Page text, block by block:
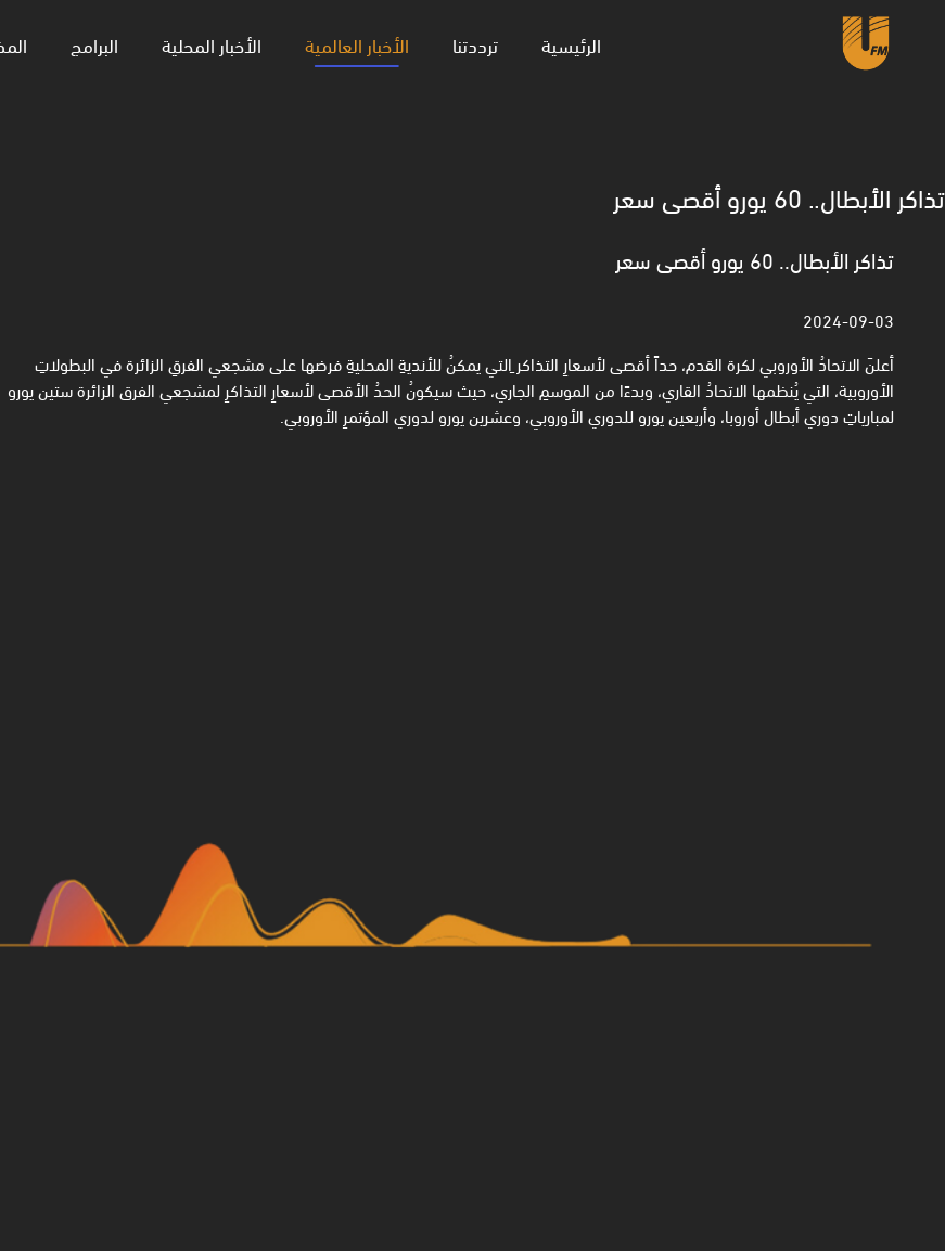
الرئيسية
(current) ترددتنا الأخبار العالمية الأخبار المحلية البرامج
تذاكر الأبطال.. 60 يورو أقصى سعر
تذاكر الأبطال.. 60 يورو أقصى سعر
2024-09-03
أعلنَ الاتحادُ الأوروبي لكرة القدم، حداً أقصى لأسعارِ التذاكر ِالتي يمكنُ للأنديةِ المحليةِ فرضها على مشجعي الفرقِ الزائرة في البطولاتِ
الأوروبية، التي يُنظمها الاتحادُ القاري، وبدءًا من الموسمِ الجاري، حيث سيكونُ الحدُ الأقصى لأسعارِ التذاكرِ لمشجعي الفرق الزائرة ستين يورو
لمبارياتِ دوري أبطال أوروبا، وأربعين يورو للدوري الأوروبي، وعشرين يورو لدوري المؤتمرِ الأوروبي.